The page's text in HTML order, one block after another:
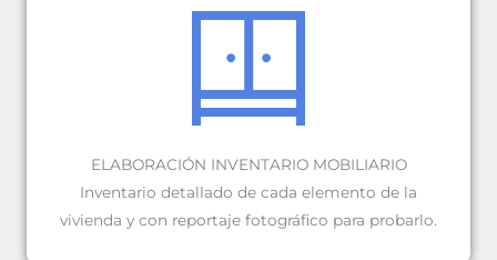
ELABORACIÓN INVENTARIO MOBILIARIO
Inventario detallado de cada elemento de la
vivienda y con reportaje fotográfico para probarlo.